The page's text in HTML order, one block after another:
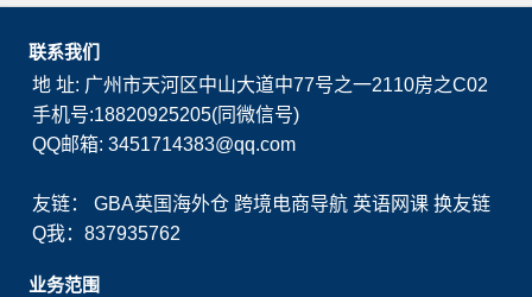
联系我们
地 址: 广州市天河区中山大道中77号之一2110房之C02
手机号:18820925205(同微信号)
QQ邮箱: 3451714383@qq.com
友链：GBA英国海外仓 跨境电商导航 英语网课 换友链
Q我：837935762
业务范围